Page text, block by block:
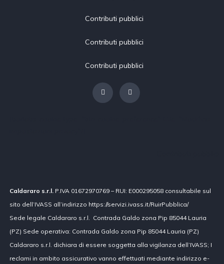
Contributi pubblici
Contributi pubblici
Contributi pubblici
Caldararo s.r.l. P.IVA 01672970769 – RUI: E000295058 consultabile sul
sito dell’IVASS all’indirizzo https://servizi.ivass.it/RuirPubblica/
Sede legale Caldararo s.r.l. Contrada Galdo zona Pip 85044 Lauria
(PZ) Sede operativa: Contrada Galdo zona Pip 85044 Lauria (PZ)
Caldararo s.r.l. dichiara di essere soggetta alla vigilanza dell’IVASS; I
reclami in ambito assicurativo vanno effettuati mediante indirizzo e-